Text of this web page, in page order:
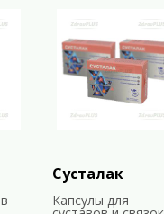
Сусталак
Капсулы для